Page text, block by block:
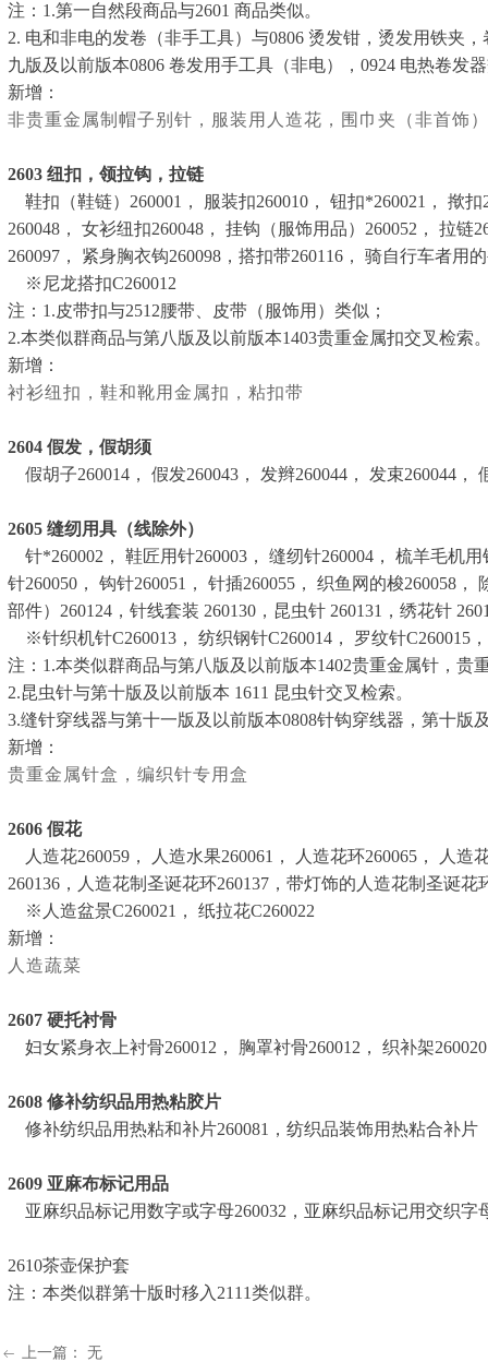
注：1.第一自然段商品与2601 商品类似。
2. 电和非电的发卷（非手工具）与0806 烫发钳，烫发用铁夹
九版及以前版本0806 卷发用手工具（非电），0924 电热卷发
新增：
非贵重金属制帽子别针，服装用人造花，围巾夹（非首饰
2603 纽扣，领拉钩，拉链
鞋扣（鞋链）260001， 服装扣260010， 钮扣*260021， 揿扣
260048， 女衫纽扣260048， 挂钩（服饰用品）260052， 拉
260097， 紧身胸衣钩260098，搭扣带260116， 骑自行车者用
※尼龙搭扣C260012
注：1.皮带扣与2512腰带、皮带（服饰用）类似；
2.本类似群商品与第八版及以前版本1403贵重金属扣交叉检索
新增：
衬衫纽扣，鞋和靴用金属扣，粘扣带
2604 假发，假胡须
假胡子260014， 假发260043， 发辫260044， 发束260044，
2605 缝纫用具（线除外）
针*260002， 鞋匠用针260003， 缝纫针260004， 梳羊毛机
针260050， 钩针260051， 针插260055， 织鱼网的梭260058
部件）260124，针线套装 260130，昆虫针 260131，绣花针
※针织机针C260013， 纺织钢针C260014， 罗纹针C260015
注：1.本类似群商品与第八版及以前版本1402贵重金属针，贵
2.昆虫针与第十版及以前版本 1611 昆虫针交叉检索。
3.缝针穿线器与第十一版及以前版本0808针钩穿线器，第十版
新增：
贵重金属针盒，编织针专用盒
2606 假花
人造花260059， 人造水果260061， 人造花环260065， 人造
260136，人造花制圣诞花环260137，带灯饰的人造花制圣诞花
※人造盆景C260021， 纸拉花C260022
新增：
人造蔬菜
2607 硬托衬骨
妇女紧身衣上衬骨260012， 胸罩衬骨260012， 织补架
2608 修补纺织品用热粘胶片
修补纺织品用热粘和补片260081，纺织品装饰用热粘合补片
2609 亚麻布标记用品
亚麻织品标记用数字或字母260032，亚麻织品标记用交织字
2610茶壶保护套
注：本类似群第十版时移入 2111类似群。
ꂃ 上一篇： 无